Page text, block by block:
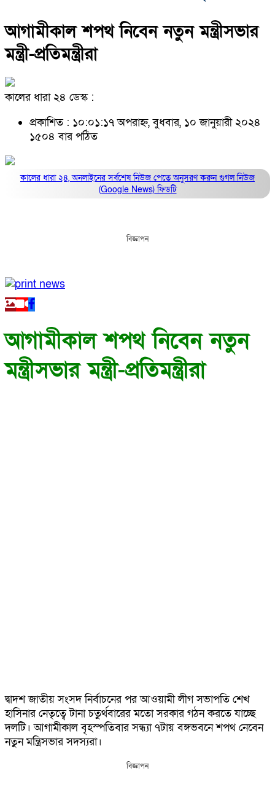
আগামীকাল শপথ নিবেন নতুন মন্ত্রীসভার
মন্ত্রী-প্রতিমন্ত্রীরা
কালের ধারা ২৪ ডেস্ক :
প্রকাশিত : ১০:০১:১৭ অপরাহ্ন, বুধবার, ১০ জানুয়ারী ২০২৪
১৫০৪ বার পঠিত
কালের ধারা ২৪, অনলাইনের সর্বশেষ নিউজ পেতে অনুসরণ করুনগুগল নিউজ
(Google News)ফিডটি
বিজ্ঞাপন
আগামীকাল শপথ নিবেন নতুন
মন্ত্রীসভার মন্ত্রী-প্রতিমন্ত্রীরা
দ্বাদশ জাতীয় সংসদ নির্বাচনের পর আওয়ামী লীগ সভাপতি শেখ
হাসিনার নেতৃত্বে টানা চতুর্থবারের মতো সরকার গঠন করতে যাচ্ছে
দলটি। আগামীকাল বৃহস্পতিবার সন্ধ্যা ৭টায় বঙ্গভবনে শপথ নেবেন
নতুন মন্ত্রিসভার সদস্যরা।
বিজ্ঞাপন